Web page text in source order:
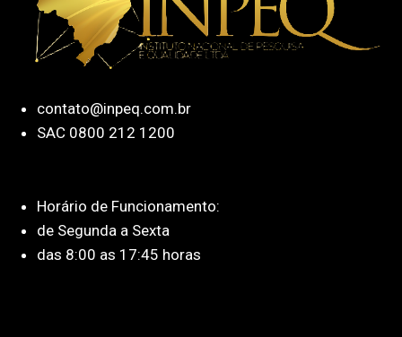
contato@inpeq.com.br
SAC 0800 212 1200
Horário de Funcionamento:
de Segunda a Sexta
das 8:00 as 17:45 horas